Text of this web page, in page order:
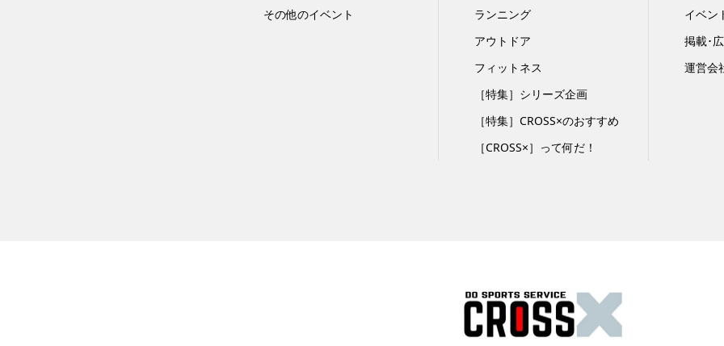
その他のイベント
ランニング
アウトドア
フィットネス
［特集］シリーズ企画
［特集］CROSS×のおすすめ
［CROSS×］って何だ！
イベン
掲載･
運営会